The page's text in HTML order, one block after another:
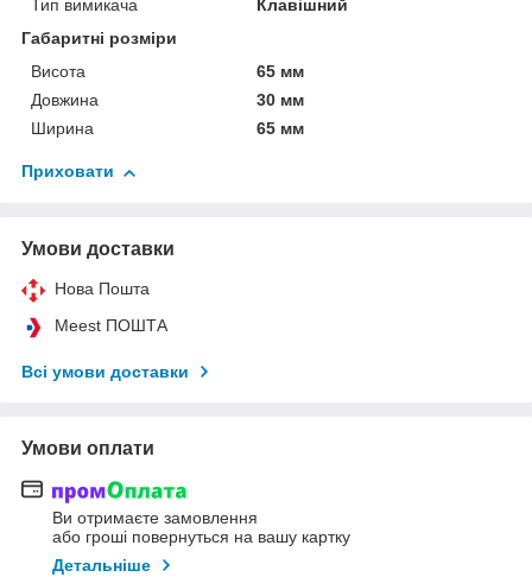
Тип вимикача
Клавішний
Габаритні розміри
Висота
65 мм
Довжина
30 мм
Ширина
65 мм
Приховати
Умови доставки
Нова Пошта
Meest ПОШТА
Всі умови доставки
Умови оплати
Ви отримаєте замовлення
або гроші повернуться на вашу картку
Детальніше